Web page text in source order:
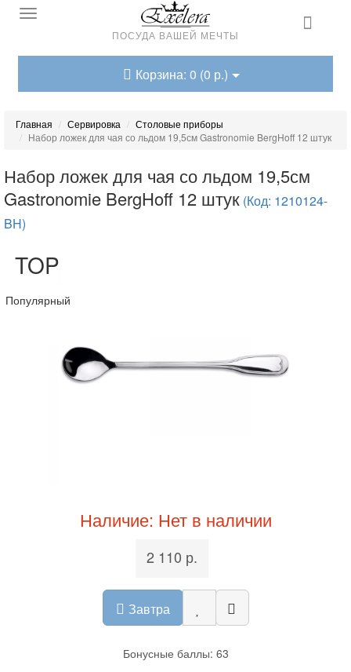
ПОСУДА ВАШЕЙ МЕЧТЫ
Корзина: 0 (0 р.)
Главная Сервировка
Столовые приборы
Набор ложек для чая со льдом 19,5см Gastronomie BergHoff 12 штук
Набор ложек для чая со льдом 19,5см
Gastronomie BergHoff 12 штук (Код: 1210124-
BH)
TOP
Популярный
Наличие: Нет в наличии
2 110 р.
Завтра
Бонусные баллы: 63